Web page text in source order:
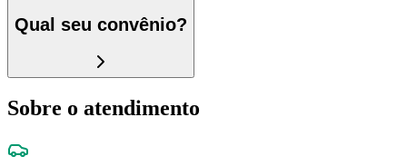
Qual seu convênio?
Sobre o atendimento